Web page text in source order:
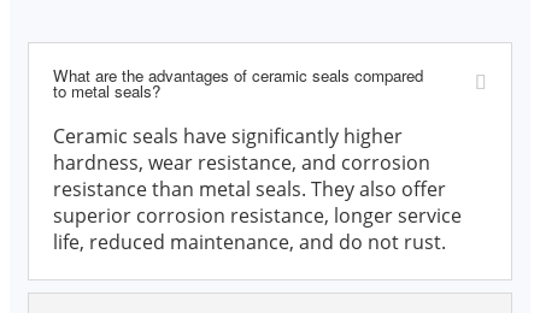
What are the advantages of ceramic seals compared
to metal seals?
Ceramic seals have significantly higher
hardness, wear resistance, and corrosion
resistance than metal seals. They also offer
superior corrosion resistance, longer service
life, reduced maintenance, and do not rust.